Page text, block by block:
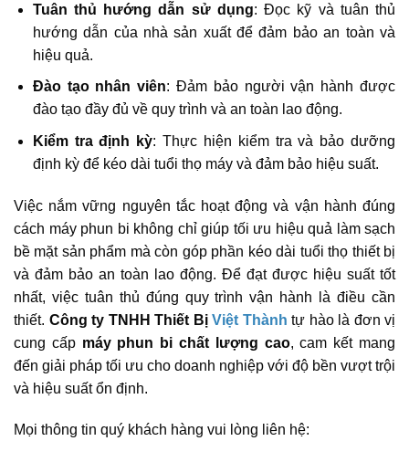
Tuân thủ hướng dẫn sử dụng: Đọc kỹ và tuân thủ
hướng dẫn của nhà sản xuất để đảm bảo an toàn và
hiệu quả.​
Đào tạo nhân viên: Đảm bảo người vận hành được
đào tạo đầy đủ về quy trình và an toàn lao động.​
Kiểm tra định kỳ: Thực hiện kiểm tra và bảo dưỡng
định kỳ để kéo dài tuổi thọ máy và đảm bảo hiệu suất.​
Việc nắm vững nguyên tắc hoạt động và vận hành đúng
cách máy phun bi không chỉ giúp tối ưu hiệu quả làm sạch
bề mặt sản phẩm mà còn góp phần kéo dài tuổi thọ thiết bị
và đảm bảo an toàn lao động. Để đạt được hiệu suất tốt
nhất, việc tuân thủ đúng quy trình vận hành là điều cần
thiết. Công ty TNHH Thiết Bị Việt Thành tự hào là đơn vị
cung cấp máy phun bi chất lượng cao, cam kết mang
đến giải pháp tối ưu cho doanh nghiệp với độ bền vượt trội
và hiệu suất ổn định.
Mọi thông tin quý khách hàng vui lòng liên hệ: